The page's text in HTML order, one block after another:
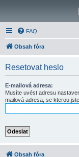
FAQ
Obsah fóra
Resetovat heslo
E-mailová adresa:
Musíte uvést adresu
mailová adresa, se kterou
Obsah fóra